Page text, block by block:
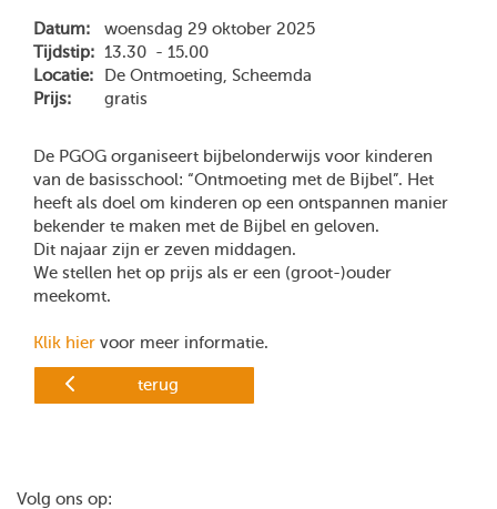
Datum:
woensdag 29 oktober 2025
Tijdstip: 13.30 - 15.00
Locatie:
De Ontmoeting, Scheemda
Prijs:
gratis
De PGOG organiseert bijbelonderwijs voor kinderen
van de basisschool: “Ontmoeting met de Bijbel”. Het
heeft als doel om kinderen op een ontspannen manier
bekender te maken met de Bijbel en geloven.
Dit najaar zijn er zeven middagen.
We stellen het op prijs als er een (groot-)ouder
meekomt.
Klik hier voor meer informatie.
terug
Volg ons op: